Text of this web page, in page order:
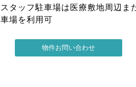
スタッフ駐車場は医療敷地周辺ま
車場を利用可